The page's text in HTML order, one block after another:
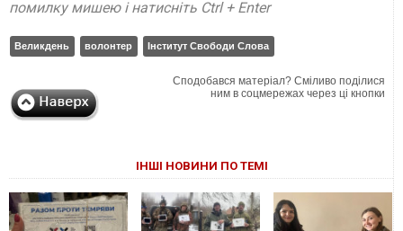
помилку мишею і натисніть Ctrl + Enter
Великдень волонтер Інститут Свободи Слова
Сподобався матеріал? Сміливо поділися
ним в соцмережах через ці кнопки
ІНШІ НОВИНИ ПО ТЕМІ